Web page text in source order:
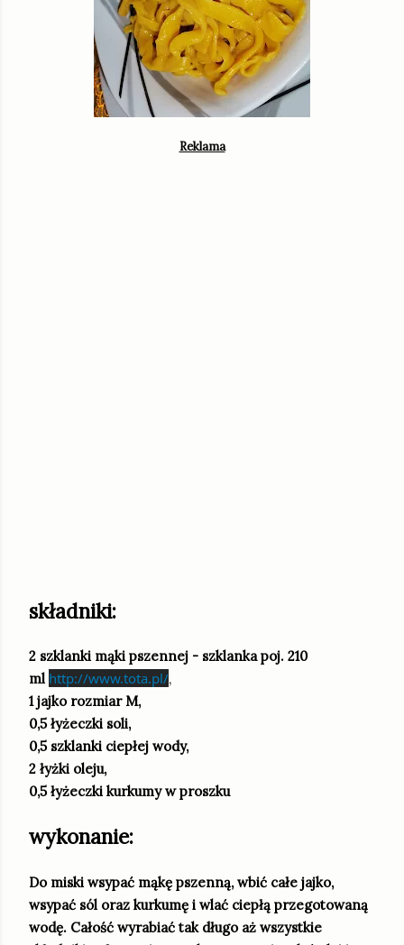
składniki:
2 szklanki mąki pszennej - szklanka poj. 210
ml http://www.tota.pl/,
1 jajko rozmiar M,
0,5 łyżeczki soli,
0,5 szklanki ciepłej wody,
2 łyżki oleju,
0,5 łyżeczki kurkumy w proszku
wykonanie:
Do miski wsypać mąkę pszenną, wbić całe jajko,
wsypać sól oraz kurkumę i wlać ciepłą przegotowaną
wodę. Całość wyrabiać tak długo aż wszystkie